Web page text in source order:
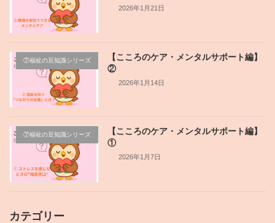
2026年1月21日
⑦福祉の豆知識シリーズ
【こころのケア・メンタルサポート編】
②
2026年1月14日
⑦福祉の豆知識シリーズ
【こころのケア・メンタルサポート編】
①
2026年1月7日
カテゴリー